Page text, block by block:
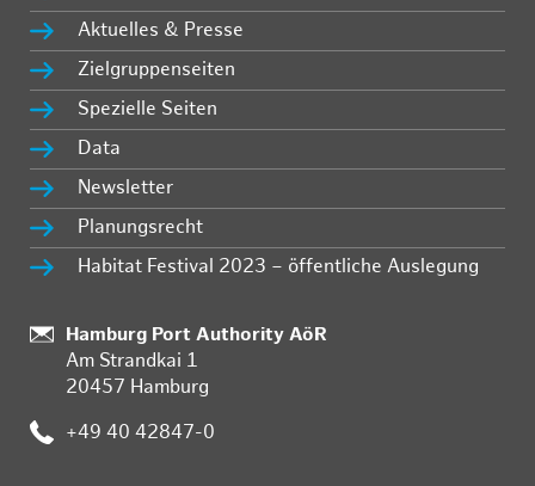
Aktuelles & Presse
Zielgruppenseiten
Spezielle Seiten
Data
Newsletter
Planungsrecht
Habitat Festival 2023 – öffentliche Auslegung
:
Hamburg Port Authority AöR
Am Strandkai 1
20457 Hamburg
: +49 40 42847-0